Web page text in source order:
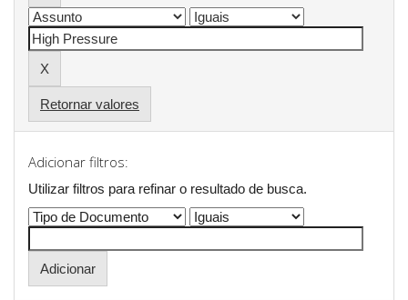
Retornar valores
Adicionar filtros:
Utilizar filtros para refinar o resultado de busca.